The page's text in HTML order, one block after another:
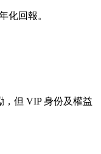
化回報。
但 VIP 身份及權益